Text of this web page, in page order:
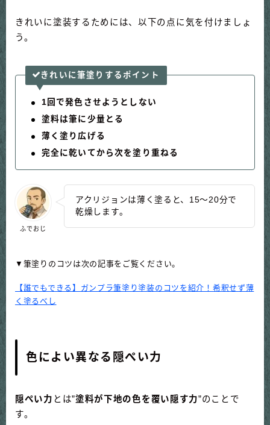
きれいに塗装するためには、以下の点に気を付けましょ
う。
きれいに筆塗りするポイント
1回で発色させようとしない
塗料は筆に少量とる
薄く塗り広げる
完全に乾いてから次を塗り重ねる
ふでおじ
アクリジョンは薄く塗ると、15～20分で
乾燥します。
▼筆塗りのコツは次の記事をご覧ください。
【誰でもできる】ガンプラ筆塗り塗装のコツを紹介！希釈せず薄
く塗るべし
色によい異なる隠ぺい力
隠ぺい力 とは”塗料が下地の色を覆い隠す力”のことで
す。